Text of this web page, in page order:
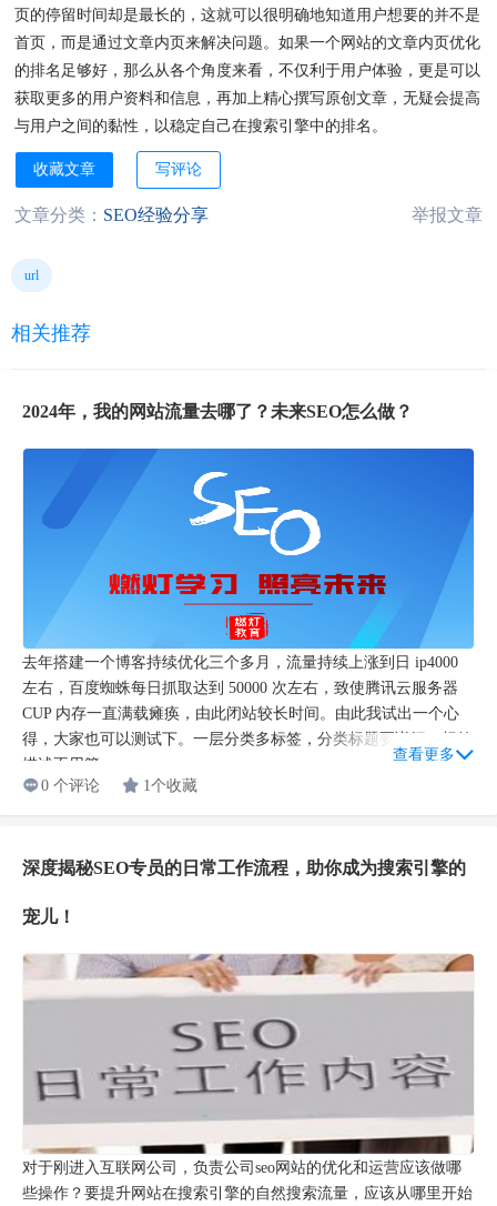
页的停留时间却是最长的，这就可以很明确地知道用户想要的并不是
首页，而是通过文章内页来解决问题。如果一个网站的文章内页优化
的排名足够好，那么从各个角度来看，不仅利于用户体验，更是可以
获取更多的用户资料和信息，再加上精心撰写原创文章，无疑会提高
与用户之间的黏性，以稳定自己在搜索引擎中的排名。
收藏文章 写评论
文章分类： SEO经验分享 举报文章
url
相关推荐
2024年，我的网站流量去哪了？未来SEO怎么做？
去年搭建一个博客持续优化三个多月，流量持续上涨到日 ip4000
左右，百度蜘蛛每日抓取达到 50000 次左右，致使腾讯云服务器
CUP 内存一直满载瘫痪，由此闭站较长时间。由此我试出一个心
得，大家也可以测试下。一层分类多标签，分类标题要详细，标签
描述不用管...
查看更多
0 个评论
1个收藏
深度揭秘SEO专员的日常工作流程，助你成为搜索引擎的
宠儿！
对于刚进入互联网公司，负责公司seo网站的优化和运营应该做哪
些操作？要提升网站在搜索引擎的自然搜索流量，应该从哪里开始